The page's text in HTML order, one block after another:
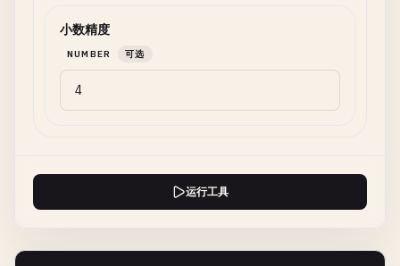
小数精度
NUMBER 可选
运行工具